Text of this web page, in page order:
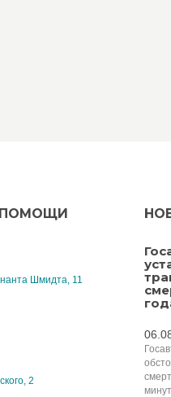
ПОМОЩИ
Шмидта, 11
2